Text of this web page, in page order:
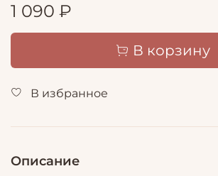
1 090 ₽
В корзину
В избранное
Описание